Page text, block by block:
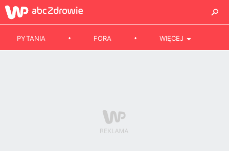
PYTANIA FORA WIĘCEJ